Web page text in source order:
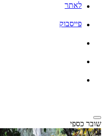
לאתר
פייסבוק
שובר כספי